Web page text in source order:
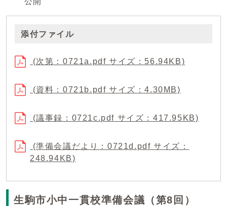
添付ファイル
(次第：0721a.pdf サイズ：56.94KB)
(資料：0721b.pdf サイズ：4.30MB)
(議事録：0721c.pdf サイズ：417.95KB)
(準備会議だより：0721d.pdf サイズ：
248.94KB)
生駒市小中一貫校準備会議（第8回）